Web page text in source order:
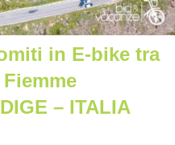
in E-bike tra
– ITALIA